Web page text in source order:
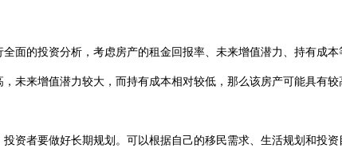
的投资分析，考虑房产的租金回报率、未来增值潜力、持有成本
来增值潜力较大，而持有成本相对较低，那么该房产可能具有较
者要做好长期规划。可以根据自己的移民需求、生活规划和投资